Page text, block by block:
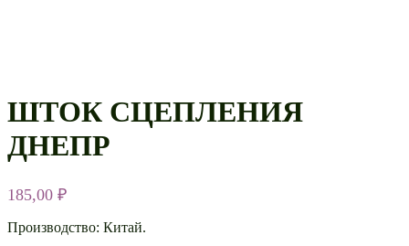
ШТОК СЦЕПЛЕНИЯ
ДНЕПР
185,00 ₽
Производство: Китай.